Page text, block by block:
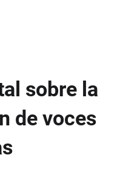
sobre la
de voces